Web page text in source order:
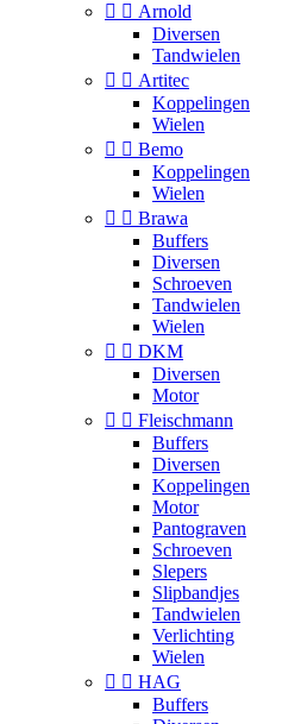
  Arnold
Diversen
Tandwielen
  Artitec
Koppelingen
Wielen
  Bemo
Koppelingen
Wielen
  Brawa
Buffers
Diversen
Schroeven
Tandwielen
Wielen
  DKM
Diversen
Motor
  Fleischmann
Buffers
Diversen
Koppelingen
Motor
Pantograven
Schroeven
Slepers
Slipbandjes
Tandwielen
Verlichting
Wielen
  HAG
Buffers